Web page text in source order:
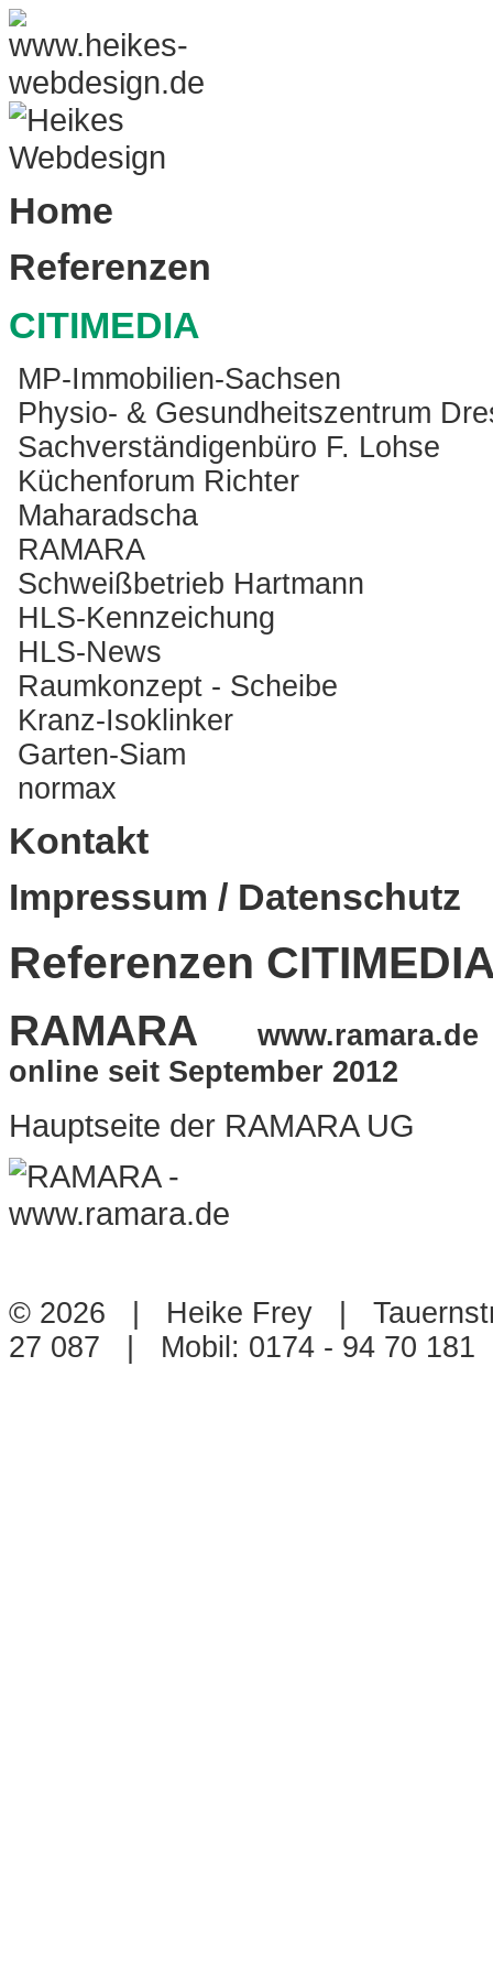
Home
Referenzen
CITIMEDIA
MP-Immobilien-Sachsen
Physio- & Gesundheitszentrum
Sachverständigenbüro F. Lohse
Küchenforum Richter
Maharadscha
RAMARA
Schweißbetrieb Hartmann
HLS-Kennzeichung
HLS-News
Raumkonzept - Scheibe
Kranz-Isoklinker
Garten-Siam
normax
Kontakt
Impressum / Datenschutz
Referenzen
RAMARA
www.ramara.de
online seit September 2012
Hauptseite der RAMARA UG
© 2026 | Heike Frey |
27 087 | Mobil: 0174 - 94 70